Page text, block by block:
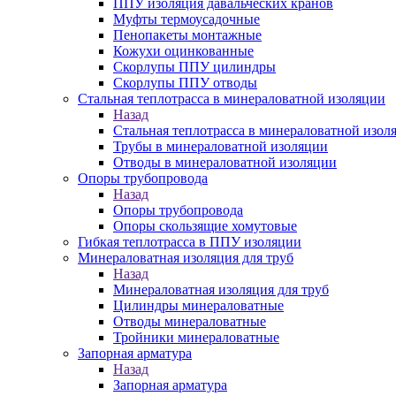
ППУ изоляция давальческих кранов
Муфты термоусадочные
Пенопакеты монтажные
Кожухи оцинкованные
Скорлупы ППУ цилиндры
Скорлупы ППУ отводы
Стальная теплотрасса в минераловатной изоляции
Назад
Стальная теплотрасса в минераловатной
Трубы в минераловатной изоляции
Отводы в минераловатной изоляции
Опоры трубопровода
Назад
Опоры трубопровода
Опоры скользящие хомутовые
Гибкая теплотрасса в ППУ изоляции
Минераловатная изоляция для труб
Назад
Минераловатная изоляция для труб
Цилиндры минераловатные
Отводы минераловатные
Тройники минераловатные
Запорная арматура
Назад
Запорная арматура